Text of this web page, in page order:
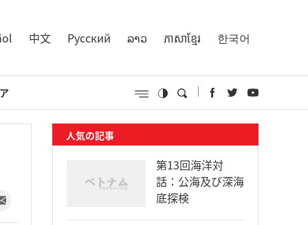
中文 Русский ລາວ ភាសាខ្មែរ 한국어
人気の記事
第13回海洋対
話：公海及び深海
底探検